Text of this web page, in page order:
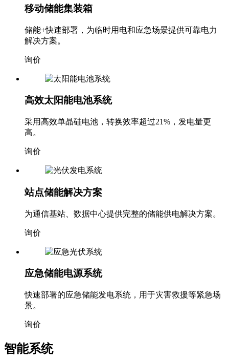
移动储能集装箱
储能+快速部署，为临时用电和应急场景提供可靠电力
解决方案。
询价
高效太阳能电池系统
采用高效单晶硅电池，转换效率超过21%，发电量更
高。
询价
站点储能解决方案
为通信基站、数据中心提供完整的储能供电解决方案。
询价
应急储能电源系统
快速部署的应急储能发电系统，用于灾害救援等紧急场
景。
询价
智能系统